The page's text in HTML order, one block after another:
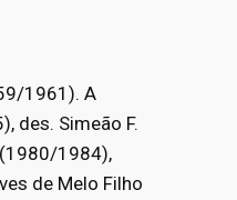
1961). A
des. Simeão F.
1984),
de Melo Filho